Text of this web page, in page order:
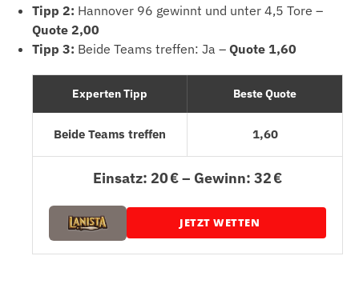
Tipp 2: Hannover 96 gewinnt und unter 4,5 Tore –
Quote 2,00
Tipp 3: Beide Teams treffen: Ja – Quote 1,60
Experten Tipp Beste Quote
Beide Teams treffen 1,60
Einsatz: 20 € – Gewinn: 32 €
JETZT WETTEN